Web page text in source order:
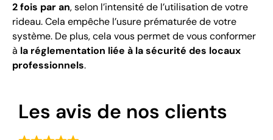
2 fois par an, selon l’intensité de l’utilisation de votre
rideau. Cela empêche l’usure prématurée de votre
système. De plus, cela vous permet de vous conformer
à la réglementation liée à la sécurité des locaux
professionnels.
Les avis de nos clients